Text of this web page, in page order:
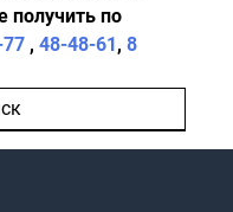
получить по
, 48-48-61, 8